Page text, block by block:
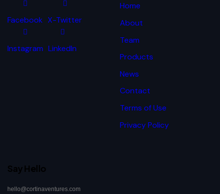
Facebook X-Twitter
Instagram LinkedIn
Home
About
Team
Products
News
Contact
Terms of Use
Privacy Policy
Say Hello
hello@cortinaventures.com